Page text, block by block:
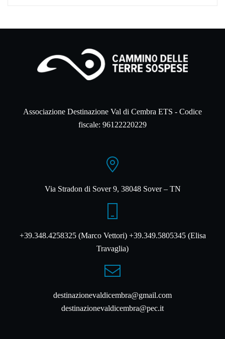
Associazione Destinazione Val di Cembra ETS - Codice
fiscale: 96122220229
Via Stradon di Sover 9, 38048 Sover – TN
+39.348.4258325 (Marco Vettori) +39.349.5805345 (Elisa
Travaglia)
destinazionevaldicembra@gmail.com
destinazionevaldicembra@pec.it